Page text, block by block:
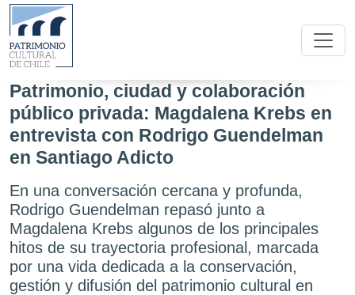
Patrimonio, ciudad y colaboración
público privada: Magdalena Krebs en
entrevista con Rodrigo Guendelman
en Santiago Adicto
En una conversación cercana y profunda,
Rodrigo Guendelman repasó junto a
Magdalena Krebs algunos de los principales
hitos de su trayectoria profesional, marcada
por una vida dedicada a la conservación,
gestión y difusión del patrimonio cultural en